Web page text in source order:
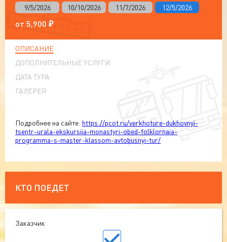
9/5/2026 10/10/2026 11/7/2026 12/5/2026
от 5,900 ₽
ОПИСАНИЕ
ДОПОЛНИТЕЛЬНЫЕ УСЛУГИ
ДАТА ТУРА
ГАЛЕРЕЯ
Подробнее на сайте: https://pcot.ru/verkhoture-dukhovnyi-
tsentr-urala-ekskursiia-monastyri-obed-folklornaia-
programma-s-master-klassom-avtobusnyi-tur/
КТО ПОЕДЕТ
Заказчик